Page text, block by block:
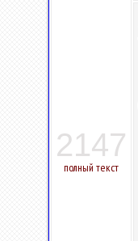
2147
полный текст